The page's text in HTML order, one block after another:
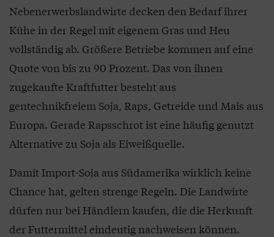
Nebenerwerbslandwirte decken den Bedarf ihrer
Kühe in der Regel mit eigenem Gras und Heu
vollständig ab. Größere Betriebe kommen auf eine
Quote von bis zu 90 Prozent. Das von ihnen
zugekaufte Kraftfutter besteht aus
gentechnikfreiem Soja, Raps, Getreide und Mais aus
Europa. Gerade Rapsschrot ist eine häufig genutzt
Alternative zu Soja als Eiweißquelle.
Damit Import-Soja aus Südamerika wirklich keine
Chance hat, gelten strenge Regeln. Die Landwirte
dürfen nur bei Händlern kaufen, die die Herkunft
der Futtermittel eindeutig nachweisen können.